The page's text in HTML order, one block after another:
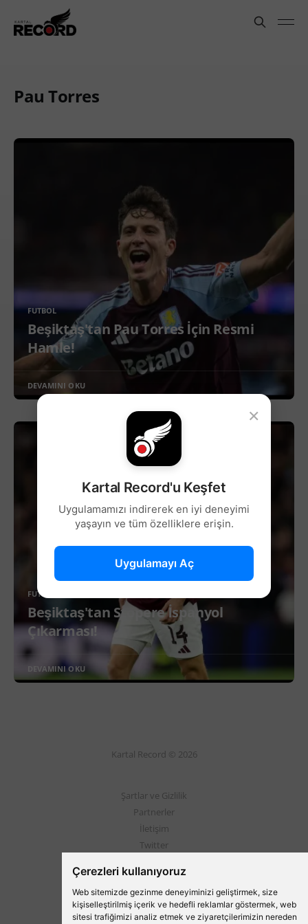
Çerezleri kullanıyoruz
Web sitemizde gezinme deneyiminizi geliştirmek, size
kişiselleştirilmiş içerik ve hedefli reklamlar göstermek, web
sitesi trafiğimizi analiz etmek ve ziyaretçilerimizin nereden
Pau Torres
FUTBOL
Beşiktaş'tan Pau Torres İçin Resmi
Hamle!
DEVAMINI OKU
FUTBOL
Beşiktaş'tan Stopere İspanyol
Çıkarması!
DEVAMINI OKU
Kartal Record © 2026
Şartlar ve Gizlilik
Partnerler
İletişim
Twitter
Beşiktaş'ın Medyası
×
Kartal Record'u Keşfet
Uygulamamızı indirerek en iyi deneyimi
yaşayın ve tüm özelliklere erişin.
Uygulamayı Aç